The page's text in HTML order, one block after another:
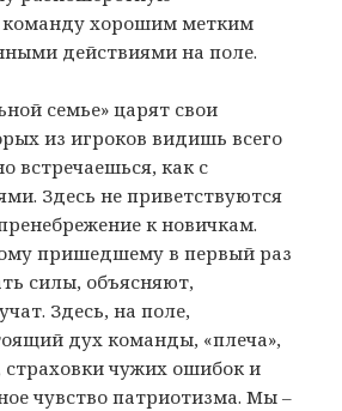
хорошим метким
действиями на поле.
семье» царят свои
из игроков видишь всего
встречаешься, как с
Здесь не приветствуются
к новичкам.
пришедшему в первый раз
силы, объясняют,
Здесь, на поле,
дух команды, «плеча»,
чужих ошибок и
чувство патриотизма. Мы –